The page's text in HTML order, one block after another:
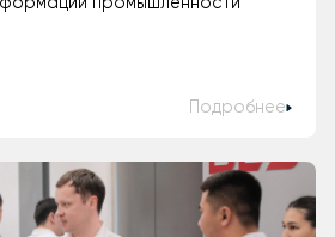
промышленности
Подробнее